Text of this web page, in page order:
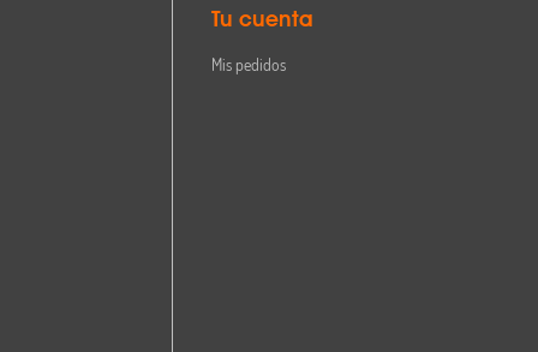
Tu cuenta
Mis pedidos